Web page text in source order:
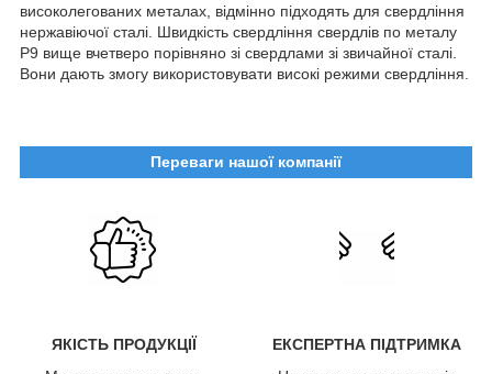
високолегованих металах, відмінно підходять для свердління
нержавіючої сталі. Швидкість свердління свердлів по металу
Р9 вище вчетверо порівняно зі свердлами зі звичайної сталі.
Вони дають змогу використовувати високі режими свердління.
Переваги нашої компанії
ЯКІСТЬ ПРОДУКЦІЇ
ЕКСПЕРТНА ПІДТРИМКА